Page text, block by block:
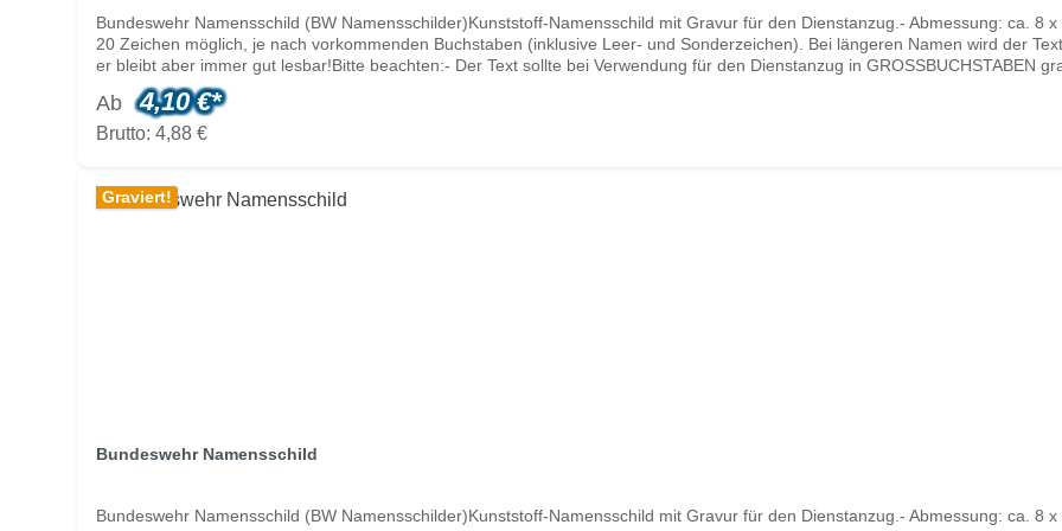
Bundeswehr Namensschild (BW Namensschilder)Kunststoff-Namensschild mit Gravur für den Dienstanzug.- Abmessung: ca. 8
20 Zeichen möglich, je nach vorkommenden Buchstaben (inklusive Leer- und Sonderzeichen). Bei längeren Namen wird der
er bleibt aber immer gut lesbar!Bitte beachten:- Der Text sollte bei Verwendung für den Dienstanzug in GROSSBUCHSTABEN
angeben, gravieren diesen auch in Kleinbuchsten. Geben Sie, wenn für ihren Dienstanzug gedacht, den Text bitte in
Großbuchstaben gibt, es kann sinnvoller sein, den Namen dann mit einem doppelten S zu gravieren. Beispiel: statt GAUßE
wenn dies gewünscht ist und Sie dieses so eingeben.- Wenn Sie dieses Namensschild zivil nutzen wollen, dann steht es Ihnen
Ab 4,10 €*
Brutto: 4,88 €
Graviert!
Bundeswehr Namensschild
Bundeswehr Namensschild (BW Namensschilder)Kunststoff-Namensschild mit Gravur für den Dienstanzug.- Abmessung: ca. 8